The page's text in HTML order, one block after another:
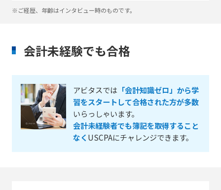
※ご経歴、年齢はインタビュー時のものです。
会計未経験でも合格
アビタスでは 「会計知識ゼロ」から学
習をスタートして合格された方が多数
いらっしゃいます。
会計未経験者でも簿記を取得すること
なく USCPAにチャレンジできます。